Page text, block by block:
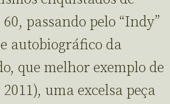
passando pelo “Indy”
autobiográfico da
que melhor exemplo de
uma excelsa peça